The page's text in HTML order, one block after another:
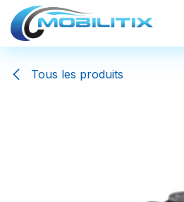
Se rendre au contenu
Tous les produits